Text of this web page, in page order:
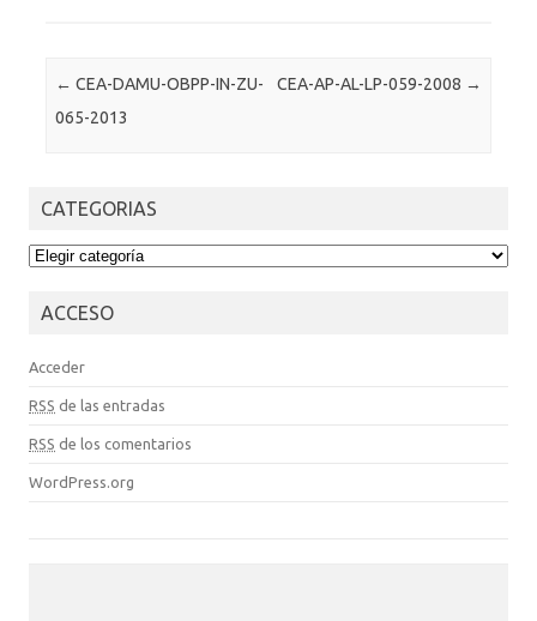
Post navigation
← CEA-DAMU-OBPP-IN-ZU-
065-2013
CEA-AP-AL-LP-059-2008 →
CATEGORIAS
CATEGORIAS
ACCESO
Acceder
RSS de las entradas
RSS de los comentarios
WordPress.org